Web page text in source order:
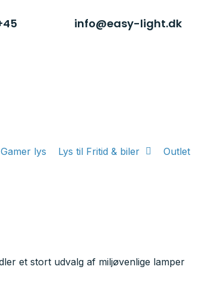
info@easy-light.dk
Gamer lys Lys til Fritid & biler Outlet
et stort udvalg af miljøvenlige lamper